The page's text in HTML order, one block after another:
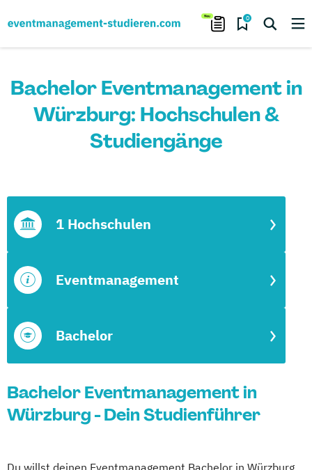
0
Bachelor Eventmanagement in
Würzburg: Hochschulen &
Studiengänge
Bachelor
Eventmanagement
1 Hochschulen
Bachelor Eventmanagement in
Würzburg - Dein Studienführer
Du willst deinen Eventmanagement Bachelor in Würzburg